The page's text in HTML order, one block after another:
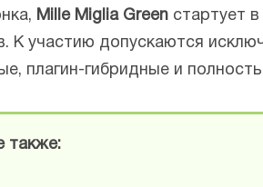
Mille Miglia Green стартует
К участию допускаются
плагин-гибридные и
также: